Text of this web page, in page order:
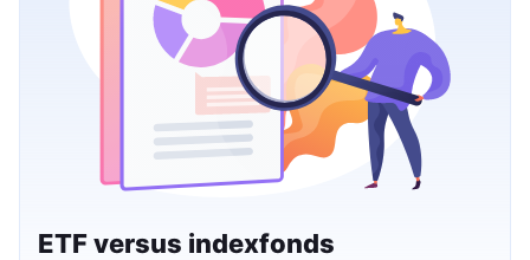
ETF versus indexfonds